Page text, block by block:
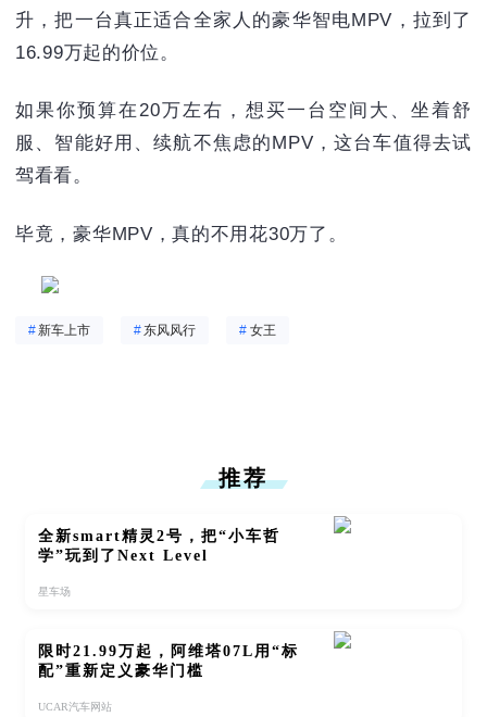
升，把一台真正适合全家人的豪华智电MPV，拉到了
16.99万起的价位。
如果你预算在20万左右，想买一台空间大、坐着舒
服、智能好用、续航不焦虑的MPV，这台车值得去试
驾看看。
毕竟，豪华MPV，真的不用花30万了。
#新车上市 # 东风风行 # 女王
推荐
全新smart精灵2号，把“小车哲
学”玩到了Next Level
星车场
限时21.99万起，阿维塔07L用“标
配”重新定义豪华门槛
UCAR汽车网站